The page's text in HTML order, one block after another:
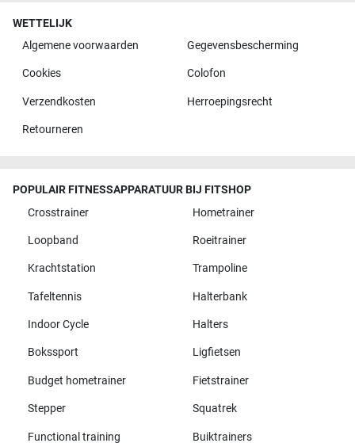
WETTELIJK
Algemene voorwaarden
Gegevensbescherming
Cookies Colofon
Verzendkosten Herroepingsrecht
Retourneren
POPULAIR FITNESSAPPARATUUR BIJ FITSHOP
Crosstrainer
Hometrainer
Loopband Roeitrainer
Krachtstation Trampoline
Tafeltennis Halterbank
Indoor Cycle Halters
Bokssport Ligfietsen
Budget hometrainer Fietstrainer
Stepper Squatrek
Functional training Buiktrainers